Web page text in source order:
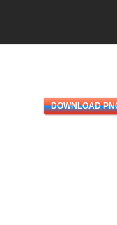
DOWNLOAD